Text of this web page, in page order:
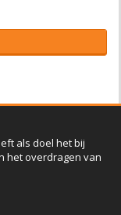
als doel het bij
het overdragen van